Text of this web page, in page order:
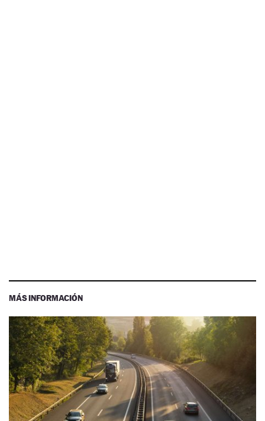
MÁS INFORMACIÓN